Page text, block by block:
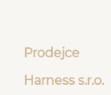
Prodejce
Harness s.r.o.